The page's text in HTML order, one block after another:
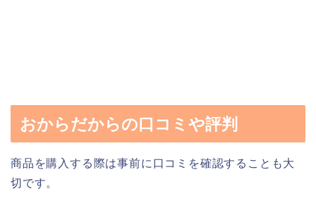
おからだからの口コミや評判
商品を購入する際は事前に口コミを確認することも大
切です。